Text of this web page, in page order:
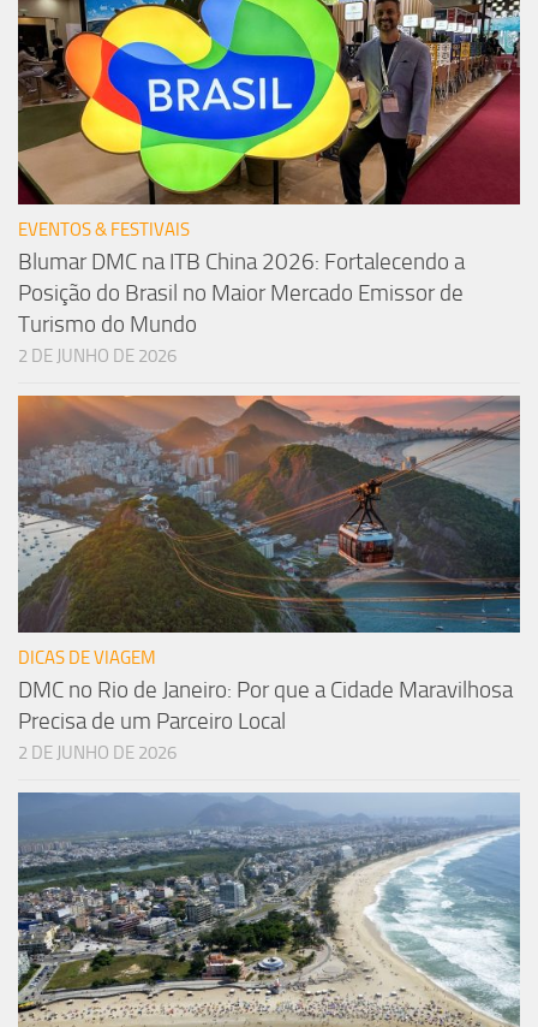
EVENTOS & FESTIVAIS
Blumar DMC na ITB China 2026: Fortalecendo a
Posição do Brasil no Maior Mercado Emissor de
Turismo do Mundo
2 DE JUNHO DE 2026
DICAS DE VIAGEM
DMC no Rio de Janeiro: Por que a Cidade Maravilhosa
Precisa de um Parceiro Local
2 DE JUNHO DE 2026